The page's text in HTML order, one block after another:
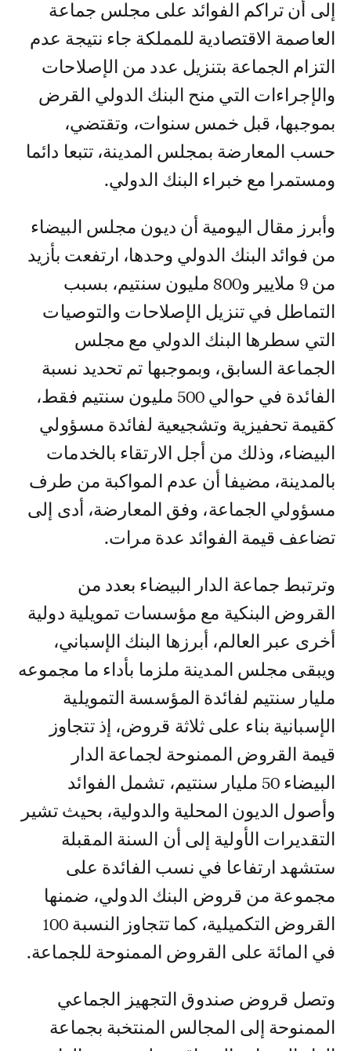
إلى أن تراكم الفوائد على مجلس جماعة
العاصمة الاقتصادية للمملكة جاء نتيجة عدم
التزام الجماعة بتنزيل عدد من الإصلاحات
والإجراءات التي منح البنك الدولي القرض
بموجبها، قبل خمس سنوات، وتقتضي،
حسب المعارضة بمجلس المدينة، تتبعا دائما
ومستمرا مع خبراء البنك الدولي.
وأبرز مقال اليومية أن ديون مجلس البيضاء
من فوائد البنك الدولي وحدها، ارتفعت بأزيد
من 9 ملايير و800 مليون سنتيم، بسبب
التماطل في تنزيل الإصلاحات والتوصيات
التي سطرها البنك الدولي مع مجلس
الجماعة السابق، وبموجبها تم تحديد نسبة
الفائدة في حوالي 500 مليون سنتيم فقط،
كقيمة تحفيزية وتشجيعية لفائدة مسؤولي
البيضاء، وذلك من أجل الارتقاء بالخدمات
بالمدينة، مضيفا أن عدم المواكبة من طرف
مسؤولي الجماعة، وفق المعارضة، أدى إلى
تضاعف قيمة الفوائد عدة مرات.
وترتبط جماعة الدار البيضاء بعدد من
القروض البنكية مع مؤسسات تمويلية دولية
أخرى عبر العالم، أبرزها البنك الإسباني،
ويبقى مجلس المدينة ملزما بأداء ما مجموعه
مليار سنتيم لفائدة المؤسسة التمويلية
الإسبانية بناء على ثلاثة قروض، إذ تتجاوز
قيمة القروض الممنوحة لجماعة الدار
البيضاء 50 مليار سنتيم، تشمل الفوائد
وأصول الديون المحلية والدولية، بحيث تشير
التقديرات الأولية إلى أن السنة المقبلة
ستشهد ارتفاعا في نسب الفائدة على
مجموعة من قروض البنك الدولي، ضمنها
القروض التكميلية، كما تتجاوز النسبة 100
في المائة على القروض الممنوحة للجماعة.
وتصل قروض صندوق التجهيز الجماعي
الممنوحة إلى المجالس المنتخبة بجماعة